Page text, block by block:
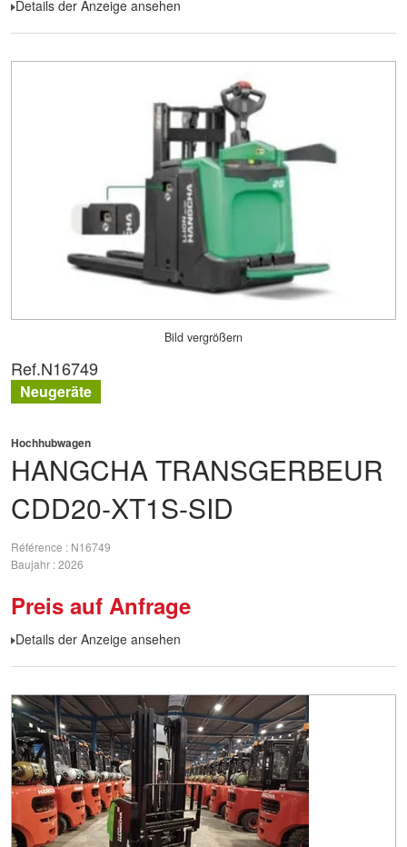
Details der Anzeige ansehen
Bild vergrößern
HANGCHATRANSGERBEUR
CDD20-XT1S-SID
Hochhubwagen
Référence
N16749
Baujahr 2026
Preis auf Anfrage
Details der Anzeige ansehen
Ref.N16749
Neugeräte